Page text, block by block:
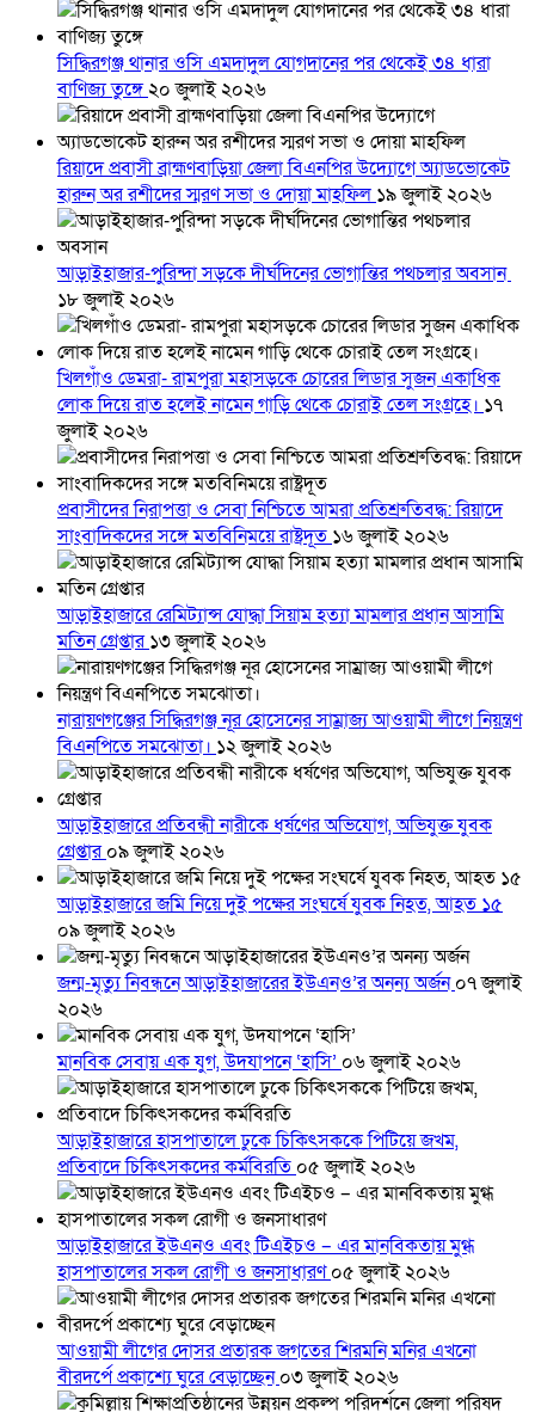
সিদ্ধিরগঞ্জ থানার ওসি এমদাদুল যোগদানের পর থেকেই ৩৪ ধারা
বাণিজ্য তুঙ্গে২০ জুলাই ২০২৬
রিয়াদে প্রবাসী ব্রাহ্মণবাড়িয়া জেলা বিএনপির উদ্যোগে অ্যাডভোকেট
হারুন অর রশীদের স্মরণ সভা ও দোয়া মাহফিল ১৯ জুলাই ২০২৬
আড়াইহাজার-পুরিন্দা সড়কে দীর্ঘদিনের ভোগান্তির পথচলার অবসান
১৮ জুলাই ২০২৬
খিলগাঁও ডেমরা- রামপুরা মহাসড়কে চোরের লিডার সুজন একাধিক
লোক দিয়ে রাত হলেই নামেন গাড়ি থেকে চোরাই তেল সংগ্রহে। ১৭
জুলাই ২০২৬
প্রবাসীদের নিরাপত্তা ও সেবা নিশ্চিতে আমরা প্রতিশ্রুতিবদ্ধ: রিয়াদে
সাংবাদিকদের সঙ্গে মতবিনিময়ে রাষ্ট্রদূত ১৬ জুলাই ২০২৬
আড়াইহাজারে রেমিট্যান্স যোদ্ধা সিয়াম হত্যা মামলার প্রধান আসামি
মতিন গ্রেপ্তার১৩ জুলাই ২০২৬
নারায়ণগঞ্জের সিদ্ধিরগঞ্জ নূর হোসেনের সাম্রাজ্য আওয়ামী লীগে নিয়ন্ত্রণ
বিএনপিতে সমঝোতা। ১২ জুলাই ২০২৬
আড়াইহাজারে প্রতিবন্ধী নারীকে ধর্ষণের অভিযোগ, অভিযুক্ত যুবক
গ্রেপ্তার০৯ জুলাই ২০২৬
আড়াইহাজারে জমি নিয়ে দুই পক্ষের সংঘর্ষে যুবক নিহত, আহত ১৫
০৯ জুলাই ২০২৬
জন্ম-মৃত্যু নিবন্ধনে আড়াইহাজারের ইউএনও’র অনন্য অর্জন০৭ জুলাই
২০২৬
মানবিক সেবায় এক যুগ, উদযাপনে ‘হাসি’ ০৬ জুলাই ২০২৬
আড়াইহাজারে হাসপাতালে ঢুকে চিকিৎসককে পিটিয়ে জখম,
প্রতিবাদে চিকিৎসকদের কর্মবিরতি ০৫ জুলাই ২০২৬
আড়াইহাজারে ইউএনও এবং টিএইচও – এর মানবিকতায় মুগ্ধ
হাসপাতালের সকল রোগী ও জনসাধারণ০৫ জুলাই ২০২৬
আওয়ামী লীগের দোসর প্রতারক জগতের শিরমনি মনির এখনো
বীরদর্পে প্রকাশ্যে ঘুরে বেড়াচ্ছেন০৩ জুলাই ২০২৬